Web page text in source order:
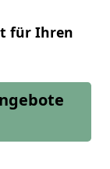
für Ihren